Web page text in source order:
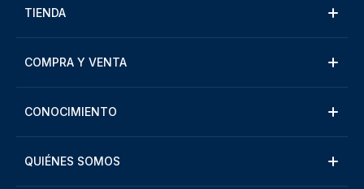
TIENDA
COMPRA Y VENTA
CONOCIMIENTO
QUIÉNES SOMOS